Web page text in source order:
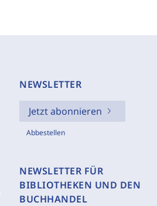
NEWSLETTER
Jetzt abonnieren
Abbestellen
NEWSLETTER FÜR
BIBLIOTHEKEN UND DEN
BUCHHANDEL